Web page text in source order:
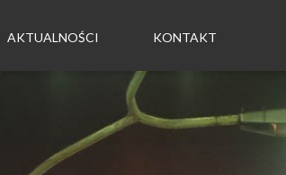
AKTUALNOŚCI KONTAKT